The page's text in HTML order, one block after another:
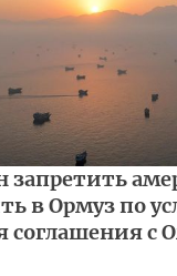
запретить
в Ормуз по
соглашения с